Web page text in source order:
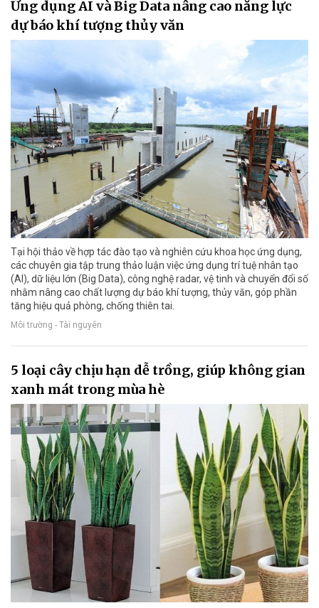
Ứng dụng AI và Big Data nâng cao năng lực
dự báo khí tượng thủy văn
Tại hội thảo về hợp tác đào tạo và nghiên cứu khoa học ứng dụng,
các chuyên gia tập trung thảo luận việc ứng dụng trí tuệ nhân tạo
(AI), dữ liệu lớn (Big Data), công nghệ radar, vệ tinh và chuyển đổi số
nhằm nâng cao chất lượng dự báo khí tượng, thủy văn, góp phần
tăng hiệu quả phòng, chống thiên tai.
Môi trường - Tài nguyên
5 loại cây chịu hạn dễ trồng, giúp không gian
xanh mát trong mùa hè